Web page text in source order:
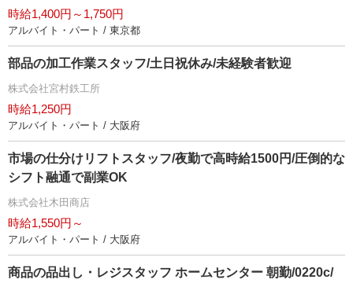
時給1,400円～1,750円
アルバイト・パート / 東京都
部品の加工作業スタッフ/土日祝休み/未経験者歓迎
株式会社宮村鉄工所
時給1,250円
アルバイト・パート / 大阪府
市場の仕分けリフトスタッフ/夜勤で高時給1500円/圧倒的な
シフト融通で副業OK
株式会社木田商店
時給1,550円～
アルバイト・パート / 大阪府
商品の品出し・レジスタッフ ホームセンター 朝勤/0220c/